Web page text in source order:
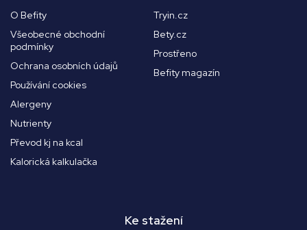
O Befity
Všeobecné obchodní
podmínky
Ochrana osobních údajů
Používání cookies
Alergeny
Nutrienty
Převod kj na kcal
Kalorická kalkulačka
Tryin.cz
Bety.cz
Prostřeno
Befity magazín
Ke stažení